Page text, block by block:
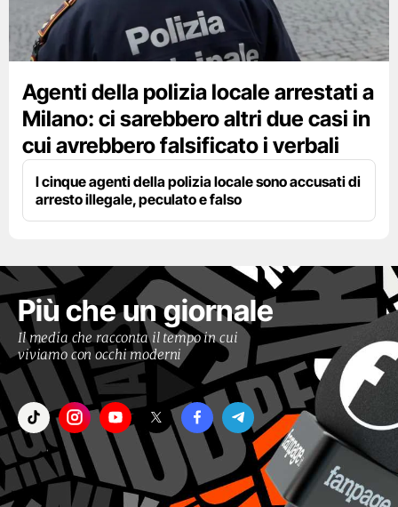
Agenti della polizia locale arrestati a
Milano: ci sarebbero altri due casi in
cui avrebbero falsificato i verbali
I cinque agenti della polizia locale sono accusati di
arresto illegale, peculato e falso
Più che un giornale
Il media che racconta il tempo in cui
viviamo con occhi moderni